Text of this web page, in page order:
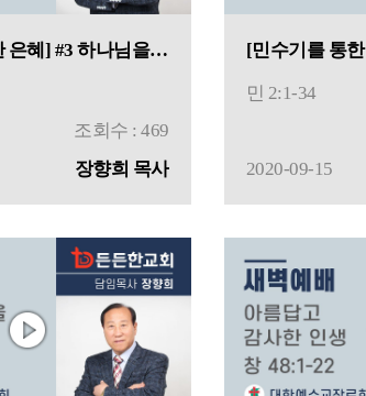
[민수기를 통한 은혜] #3 하나님을 잘 증거 하는 일
조회수 : 469
장향희 목사
민 2:1-34
2020-09-15